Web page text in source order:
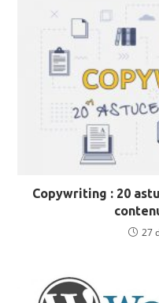
Copywriting : 20
27